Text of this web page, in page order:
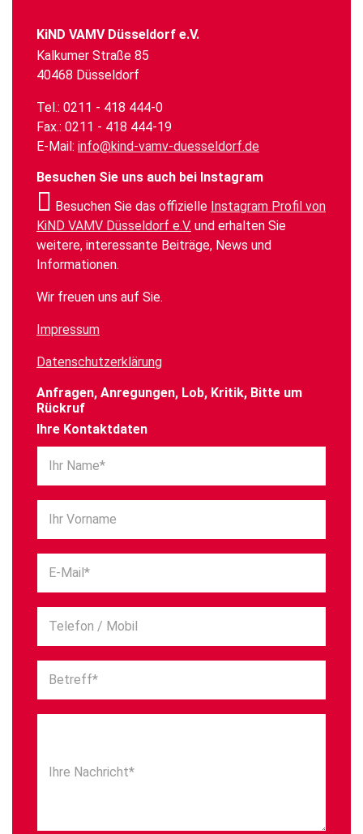
KiND VAMV Düsseldorf e.V.
Kalkumer Straße 85
40468 Düsseldorf
Tel.: 0211 - 418 444-0
Fax.: 0211 - 418 444-19
E-Mail: info@kind-vamv-duesseldorf.de
Besuchen Sie uns auch bei Instagram
Besuchen Sie das offizielle Instagram Profil von
KiND VAMV Düsseldorf e.V. und erhalten Sie
weitere, interessante Beiträge, News und
Informationen.
Wir freuen uns auf Sie.
Impressum
Datenschutzerklärung
Anfragen, Anregungen, Lob, Kritik, Bitte um
Rückruf
Ihre Kontaktdaten
Ihr Name*
Ihr Vorname
E-Mail*
Telefon / Mobil
Betreff*
Ihre Nachricht*